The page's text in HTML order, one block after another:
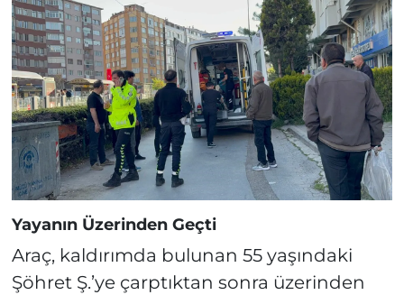
Yayanın Üzerinden Geçti
Araç, kaldırımda bulunan 55 yaşındaki
Şöhret Ş.’ye çarptıktan sonra üzerinden